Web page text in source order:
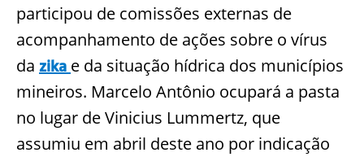
participou de comissões externas de
acompanhamento de ações sobre o vírus
da zika e da situação hídrica dos municípios
mineiros. Marcelo Antônio ocupará a pasta
no lugar de Vinicius Lummertz, que
assumiu em abril deste ano por indicação